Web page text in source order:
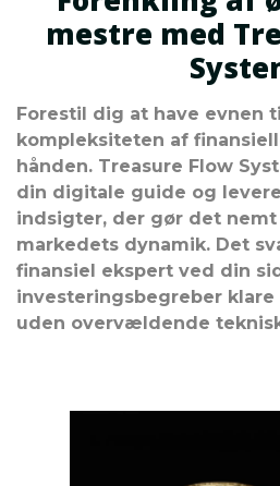
mestre med
Forestil dig at have evnen
kompleksiteten af
hånden. Treasure Flow
din digitale guide og
indsigter, der gør det
markedets dynamik. Det
finansiel ekspert ved din
investeringsbegreber
uden overvældende